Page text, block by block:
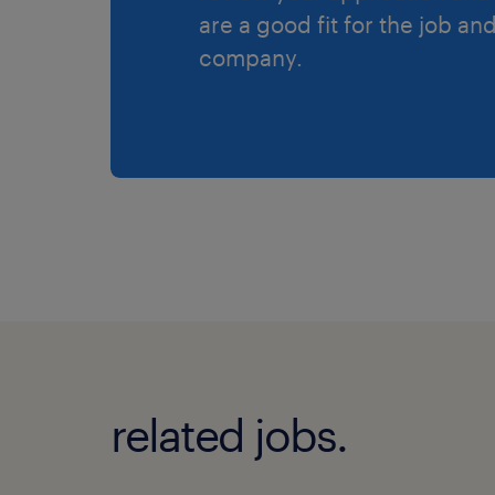
are a good fit for the job
company.
related jobs.